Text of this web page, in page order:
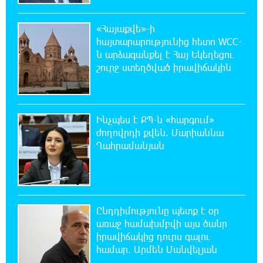
20:14:36 8-08-2026
Ճապոնական Յակիշիմե կերամիկայի
ցուցահանդեսը երկարաձգվել է մինչև
օգոստոսի 30-ը
19:55:28 8-08-2026
Որոնվում է նախաձեռնված քրեական
վարույթի շրջանակներում
19:37:10 8-08-2026
Փաշինյանն ու Թրամփը հեռախոսազրույց
են ունեցել
19:19:12 8-08-2026
Չհանե´ս խաչդ, Հայաստան աշխարհ․ Ուժեղ
Հայաստան
«Հայաքվե»-ի
հայտարարությունից հետո WCC-
ն արձագանքել է Հայ Եկեղեցու
շուրջ ստեղծված իրավիճակին
Ինչպես է ՔՊ-ն «հարգում»
ժողովրդի քվեն. Մարիաննա
Ղահրամանյան
Ընդդիմությունը պետք է օր
առաջ համախմբվի այս ծանր
իրավիճակից դուրս գալու
համար. Արմեն Մանվելյան